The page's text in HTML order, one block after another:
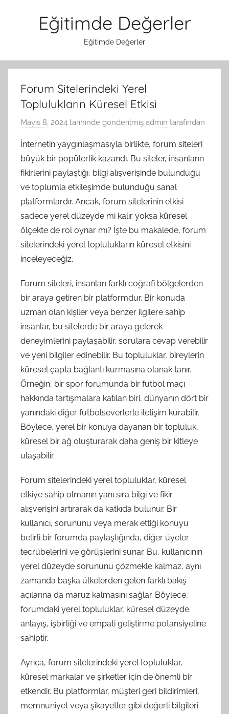
Eğitimde Değerler
Eğitimde Değerler
Forum Sitelerindeki Yerel
Toplulukların Küresel Etkisi
Mayıs 8, 2024 tarihinde gönderilmiş admin tarafından
İnternetin yaygınlaşmasıyla birlikte, forum siteleri
büyük bir popülerlik kazandı. Bu siteler, insanların
fikirlerini paylaştığı, bilgi alışverişinde bulunduğu
ve toplumla etkileşimde bulunduğu sanal
platformlardır. Ancak, forum sitelerinin etkisi
sadece yerel düzeyde mi kalır yoksa küresel
ölçekte de rol oynar mı? İşte bu makalede, forum
sitelerindeki yerel toplulukların küresel etkisini
inceleyeceğiz.
Forum siteleri, insanları farklı coğrafi bölgelerden
bir araya getiren bir platformdur. Bir konuda
uzman olan kişiler veya benzer ilgilere sahip
insanlar, bu sitelerde bir araya gelerek
deneyimlerini paylaşabilir, sorulara cevap verebilir
ve yeni bilgiler edinebilir. Bu topluluklar, bireylerin
küresel çapta bağlantı kurmasına olanak tanır.
Örneğin, bir spor forumunda bir futbol maçı
hakkında tartışmalara katılan biri, dünyanın dört bir
yanındaki diğer futbolseverlerle iletişim kurabilir.
Böylece, yerel bir konuya dayanan bir topluluk,
küresel bir ağ oluşturarak daha geniş bir kitleye
ulaşabilir.
Forum sitelerindeki yerel topluluklar, küresel
etkiye sahip olmanın yanı sıra bilgi ve fikir
alışverişini artırarak da katkıda bulunur. Bir
kullanıcı, sorununu veya merak ettiği konuyu
belirli bir forumda paylaştığında, diğer üyeler
tecrübelerini ve görüşlerini sunar. Bu, kullanıcının
yerel düzeyde sorununu çözmekle kalmaz, aynı
zamanda başka ülkelerden gelen farklı bakış
açılarına da maruz kalmasını sağlar. Böylece,
forumdaki yerel topluluklar, küresel düzeyde
anlayış, işbirliği ve empati geliştirme potansiyeline
sahiptir.
Ayrıca, forum sitelerindeki yerel topluluklar,
küresel markalar ve şirketler için de önemli bir
etkendir. Bu platformlar, müşteri geri bildirimleri,
memnuniyet veya şikayetler gibi değerli bilgileri